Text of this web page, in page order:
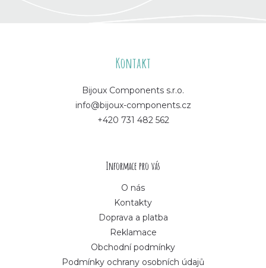
Kontakt
Bijoux Components s.r.o.
info@bijoux-components.cz
+420 731 482 562
Informace pro vás
O nás
Kontakty
Doprava a platba
Reklamace
Obchodní podmínky
Podmínky ochrany osobních údajů